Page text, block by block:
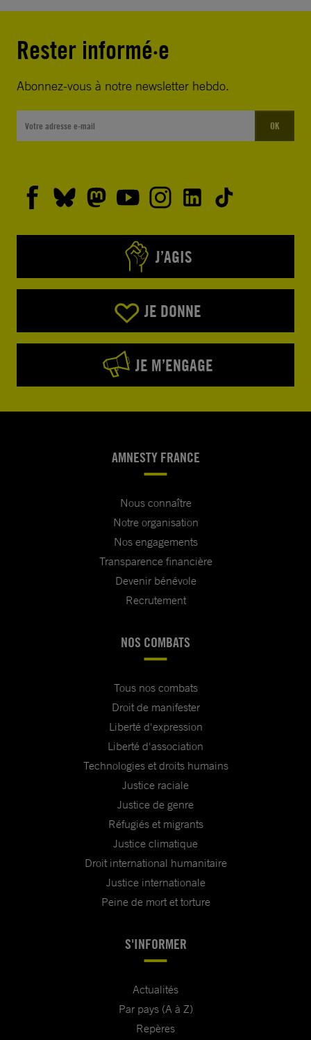
Rester informé·e
Abonnez-vous à notre newsletter hebdo.
OK
J’AGIS
JE DONNE
JE M’ENGAGE
AMNESTY FRANCE
Nous connaître
Notre organisation
Nos engagements
Transparence financière
Devenir bénévole
Recrutement
NOS COMBATS
Tous nos combats
Droit de manifester
Liberté d'expression
Liberté d'association
Technologies et droits humains
Justice raciale
Justice de genre
Réfugiés et migrants
Justice climatique
Droit international humanitaire
Justice internationale
Peine de mort et torture
S'INFORMER
Actualités
Par pays (A à Z)
Repères